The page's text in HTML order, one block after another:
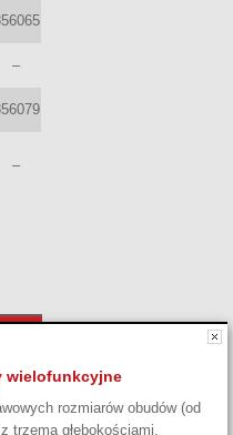
–
–
wielofunkcyjne
rozmiarów obudów (od
trzema głębokościami.